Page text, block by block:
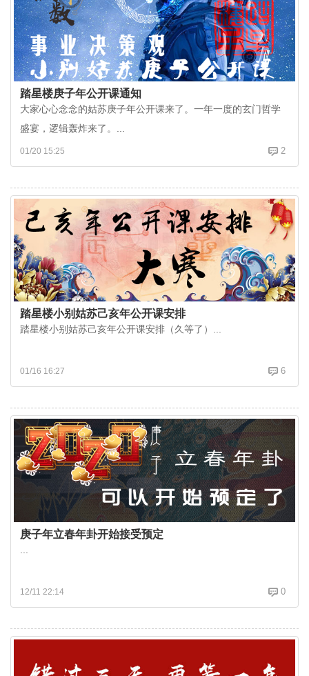
踏星楼庚子年公开课通知
大家心心念念的姑苏庚子年公开课来了。一年一度的玄门哲学
盛宴，逻辑轰炸来了。...
2
01/20 15:25
踏星楼小别姑苏己亥年公开课安排
踏星楼小别姑苏己亥年公开课安排（久等了）...
6
01/16 16:27
庚子年立春年卦开始接受预定
0
12/11 22:14